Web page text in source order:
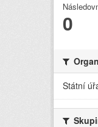
0
Státní